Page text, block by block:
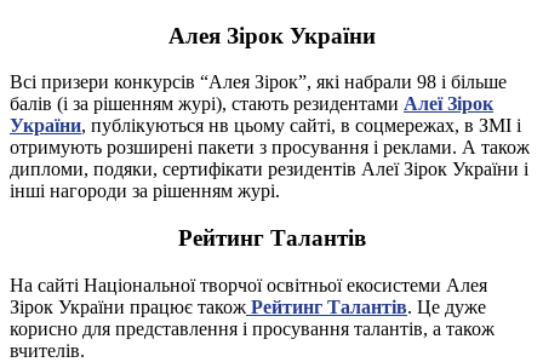
Алея Зірок України
Всі призери конкурсів “Алея Зірок”, які набрали 98 і більше
балів (і за рішенням журі), стають резидентами Алеї Зірок
України, публікуються нв цьому сайті, в соцмережах, в ЗМІ і
отримують розширені пакети з просування і реклами. А також
дипломи, подяки, сертифікати резидентів Алеї Зірок України і
інші нагороди за рішенням журі.
Рейтинг Талантів
На сайті Національної творчої освітньої екосистеми Алея
Зірок України працює також Рейтинг Талантів. Це дуже
корисно для представлення і просування талантів, а також
вчителів.